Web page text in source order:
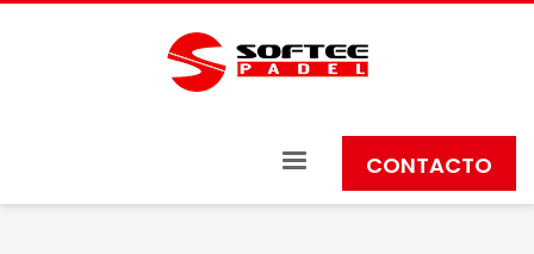
CONTACTO